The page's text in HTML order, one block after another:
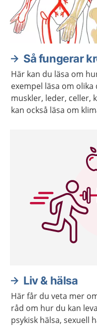
Så fungerar
Här kan du läsa om
exempel läsa om
muskler, leder, celler,
kan också läsa om
Liv & hälsa
Här får du veta mer
råd om hur du kan
psykisk hälsa, sexuell